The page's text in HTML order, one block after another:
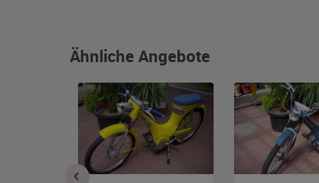
Ähnliche Angebote